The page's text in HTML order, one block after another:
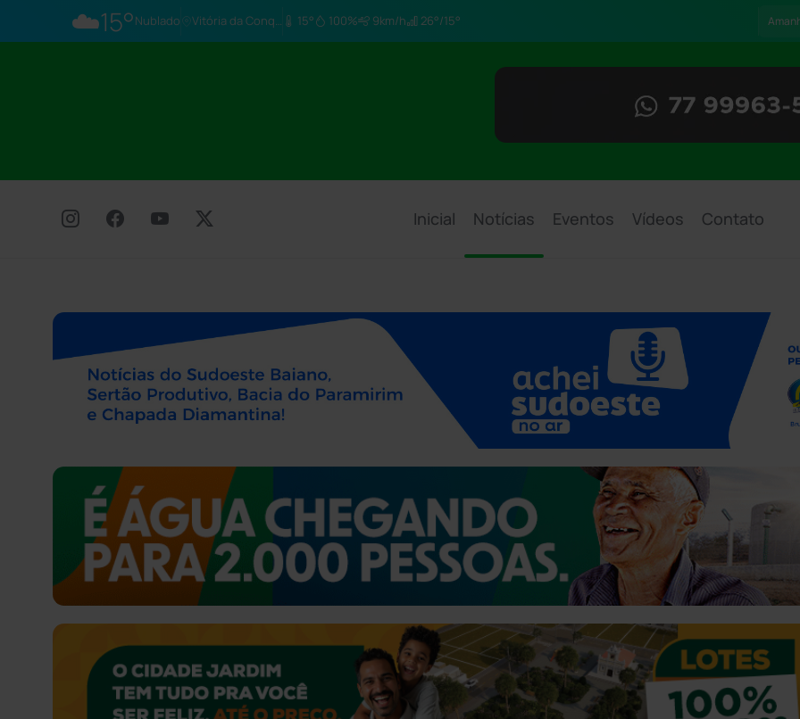
☁️15°Nublado Vitória da Conq… 15° 100% 9km/h 26°/15°
Inicial Notícias Eventos Vídeos Contato